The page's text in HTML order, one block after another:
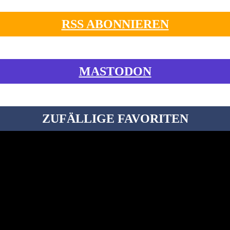
RSS ABONNIEREN
MASTODON
ZUFÄLLIGE FAVORITEN